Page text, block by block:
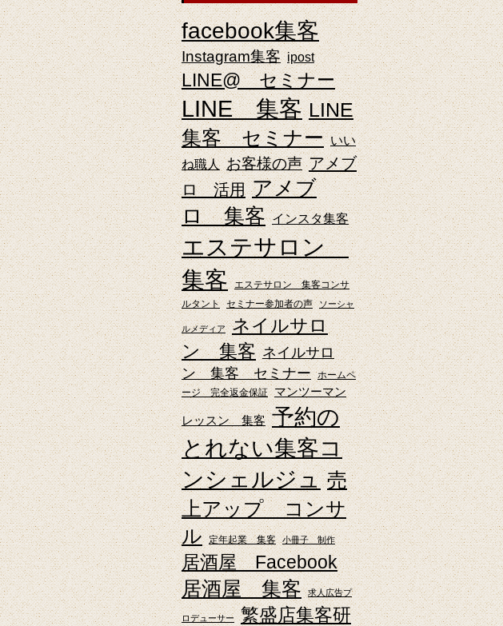
facebook集客
Instagram集客 ipost
LINE@ セミナー
LINE 集客 LINE
集客 セミナー いい
ね職人 お客様の声 アメブ
ロ 活用 アメブ
ロ 集客 インスタ集客
エステサロン
集客 エステサロン 集客コンサ
ルタント セミナー参加者の声 ソーシャ
ルメディア
ネイルサロ
ン 集客 ネイルサロ
ン 集客 セミナー ホームペ
ージ 完全返金保証 マンツーマン
レッスン 集客 予約の
とれない集客コ
ンシェルジュ 売
上アップ コンサ
ル 定年起業 集客 小冊子 制作
居酒屋 Facebook
居酒屋 集客 求人広告プ
ロデューサー
繁盛店集客研